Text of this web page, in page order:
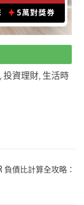
,投資理財, 生活時
債比計算全攻略：